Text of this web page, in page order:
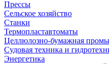
Прессы
Сельское хозяйство
Станки
Термопластавтоматы
Целлюлозно-бумажная
Судовая техника и
Энергетика